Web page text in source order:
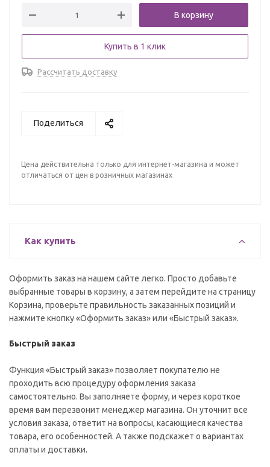
В корзину
Купить в 1 клик
Рассчитать доставку
Поделиться
Цена действительна только для интернет-магазина и может
отличаться от цен в розничных магазинах
Как купить
Оформить заказ на нашем сайте легко. Просто добавьте
выбранные товары в корзину, а затем перейдите на страницу
Корзина, проверьте правильность заказанных позиций и
нажмите кнопку «Оформить заказ» или «Быстрый заказ».
Быстрый заказ
Функция «Быстрый заказ» позволяет покупателю не
проходить всю процедуру оформления заказа
самостоятельно. Вы заполняете форму, и через короткое
время вам перезвонит менеджер магазина. Он уточнит все
условия заказа, ответит на вопросы, касающиеся качества
товара, его особенностей. А также подскажет о вариантах
оплаты и доставки.